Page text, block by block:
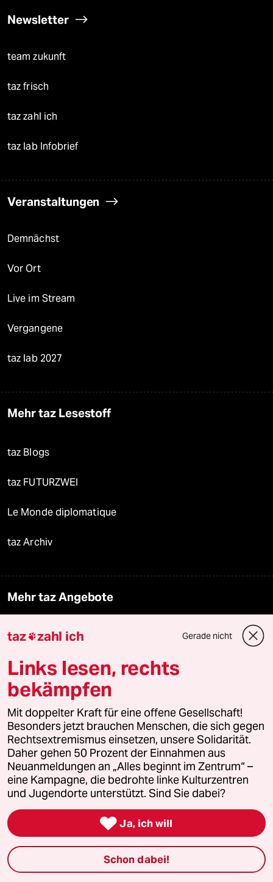
Newsletter
team zukunft
taz frisch
taz zahl ich
taz lab Infobrief
Veranstaltungen
Demnächst
Vor Ort
Live im Stream
Vergangene
taz lab 2027
Mehr taz Lesestoff
taz Blogs
taz FUTURZWEI
Le Monde diplomatique
taz Archiv
Mehr taz Angebote
Reisen
Kantine
Shop
Anzeigen
Fragen & Hilfe
Feedback
Aboservice
taz zahl ich Gerade nicht
Links lesen, rechts
bekämpfen
Mit doppelter Kraft für eine offene Gesellschaft!
Besonders jetzt brauchen Menschen, die sich gegen
Rechtsextremismus einsetzen, unsere Solidarität.
Daher gehen 50 Prozent der Einnahmen aus
Neuanmeldungen an „Alles beginnt im Zentrum“ –
eine Kampagne, die bedrohte linke Kulturzentren
und Jugendorte unterstützt. Sind Sie dabei?
 Ja, ich will
Schon dabei!